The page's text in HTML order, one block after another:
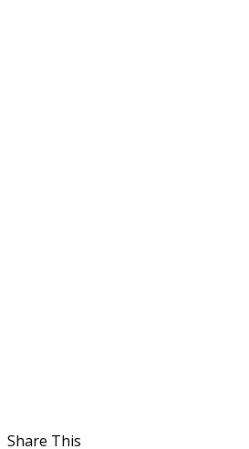
Share This